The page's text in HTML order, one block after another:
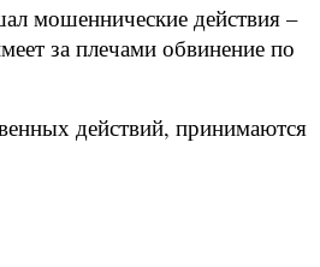
мошеннические действия –
за плечами обвинение по
действий, принимаются